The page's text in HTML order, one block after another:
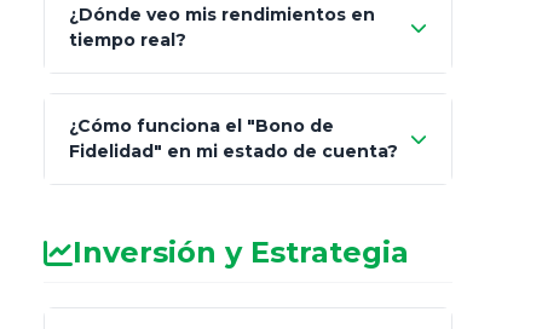
"Link
de Cobro Seguro"
¿Dónde veo mis rendimientos en
tiempo real?
¿Cómo funciona el "Bono de
Fidelidad" en mi estado de cuenta?
Inversión y Estrategia